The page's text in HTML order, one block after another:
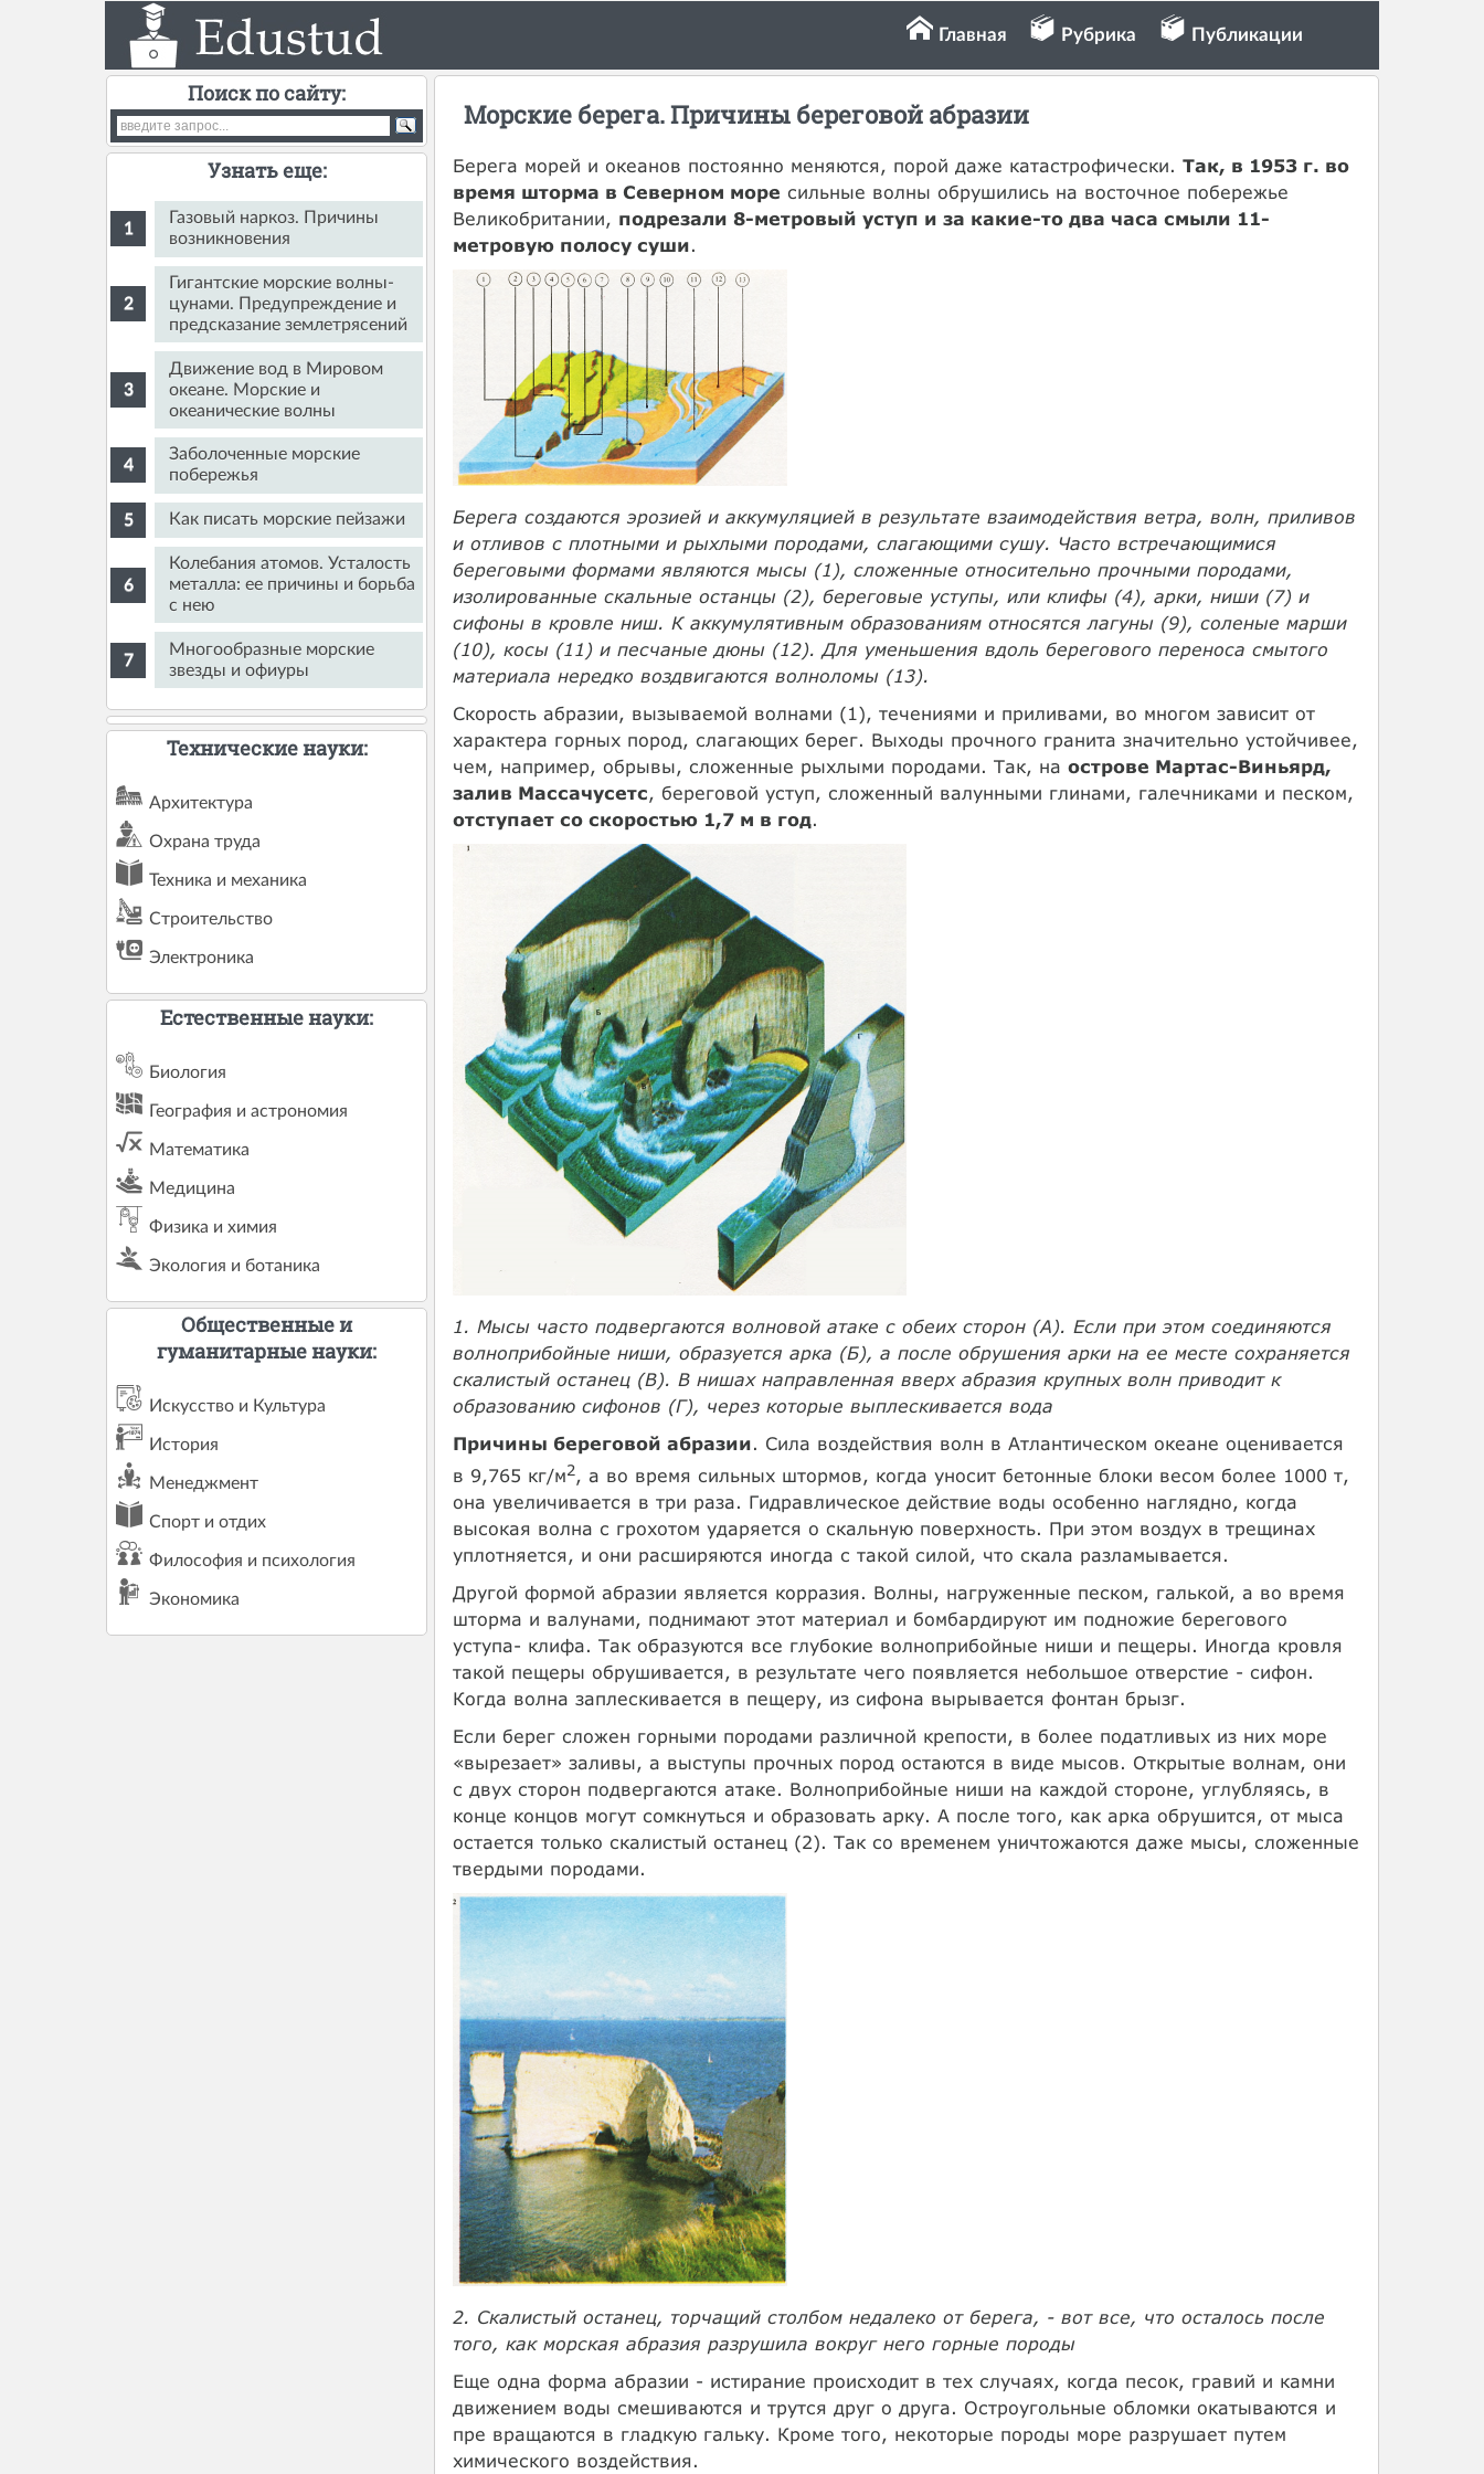
Главная Рубрика Публикации
Морские берега. Причины береговой абразии
Берега морей и океанов постоянно меняются, порой даже катастрофически. Так, в 1953 г. во
время шторма в Северном море сильные волны обрушились на восточное побережье
Великобритании, подрезали 8-метровый уступ и за какие-то два часа смыли 11-
метровую полосу суши.
Берега создаются эрозией и аккумуляцией в результате взаимодействия ветра, волн, приливов
и отливов с плотными и рыхлыми породами, слагающими сушу. Часто встречающимися
береговыми формами являются мысы (1), сложенные относительно прочными породами,
изолированные скальные останцы (2), береговые уступы, или клифы (4), арки, ниши (7) и
сифоны в кровле ниш. К аккумулятивным образованиям относятся лагуны (9), соленые марши
(10), косы (11) и песчаные дюны (12). Для уменьшения вдоль берегового переноса смытого
материала нередко воздвигаются волноломы (13).
Скорость абразии, вызываемой волнами (1), течениями и приливами, во многом зависит от
характера горных пород, слагающих берег. Выходы прочного гранита значительно устойчивее,
чем, например, обрывы, сложенные рыхлыми породами. Так, на острове Мартас-Виньярд,
залив Массачусетс, береговой уступ, сложенный валунными глинами, галечниками и песком,
отступает со скоростью 1,7 м в год.
1. Мысы часто подвергаются волновой атаке с обеих сторон (А). Если при этом соединяются
волноприбойные ниши, образуется арка (Б), а после обрушения арки на ее месте сохраняется
скалистый останец (В). В нишах направленная вверх абразия крупных волн приводит к
образованию сифонов (Г), через которые выплескивается вода
Причины береговой абразии. Сила воздействия волн в Атлантическом океане оценивается
в 9,765 кг/м2, а во время сильных штормов, когда уносит бетонные блоки весом более 1000 т,
она увеличивается в три раза. Гидравлическое действие воды особенно наглядно, когда
высокая волна с грохотом ударяется о скальную поверхность. При этом воздух в трещинах
уплотняется, и они расширяются иногда с такой силой, что скала разламывается.
Другой формой абразии является корразия. Волны, нагруженные песком, галькой, а во время
шторма и валунами, поднимают этот материал и бомбардируют им подножие берегового
уступа- клифа. Так образуются все глубокие волноприбойные ниши и пещеры. Иногда кровля
такой пещеры обрушивается, в результате чего появляется небольшое отверстие - сифон.
Когда волна заплескивается в пещеру, из сифона вырывается фонтан брызг.
Если берег сложен горными породами различной крепости, в более податливых из них море
«вырезает» заливы, а выступы прочных пород остаются в виде мысов. Открытые волнам, они
с двух сторон подвергаются атаке. Волноприбойные ниши на каждой стороне, углубляясь, в
конце концов могут сомкнуться и образовать арку. А после того, как арка обрушится, от мыса
остается только скалистый останец (2). Так со временем уничтожаются даже мысы, сложенные
твердыми породами.
2. Скалистый останец, торчащий столбом недалеко от берега, - вот все, что осталось после
того, как морская абразия разрушила вокруг него горные породы
Еще одна форма абразии - истирание происходит в тех случаях, когда песок, гравий и камни
движением воды смешиваются и трутся друг о друга. Остроугольные обломки окатываются и
пре вращаются в гладкую гальку. Кроме того, некоторые породы море разрушает путем
химического воздействия.
Поиск по сайту:
Узнать еще:
Газовый наркоз. Причины
возникновения
Гигантские морские волны-
цунами. Предупреждение и
предсказание землетрясений
Движение вод в Мировом
океане. Морские и
океанические волны
Заболоченные морские
побережья
Как писать морские пейзажи
Колебания атомов. Усталость
металла: ее причины и борьба
с нею
Многообразные морские
звезды и офиуры
Технические науки:
Архитектура
Охрана труда
Техника и механика
Строительство
Электроника
Естественные науки:
Биология
География и астрономия
Математика
Медицина
Физика и химия
Экология и ботаника
Общественные и
гуманитарные науки:
Искусство и Культура
История
Менеджмент
Спорт и отдих
Философия и психология
Экономика